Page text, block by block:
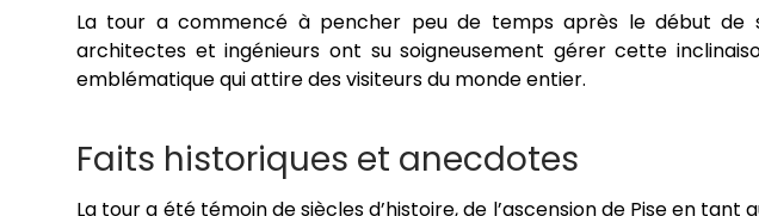
La tour a commencé à pencher peu de temps après le début de
architectes et ingénieurs ont su soigneusement gérer cette
emblématique qui attire des visiteurs du monde entier.
Faits historiques et anecdotes
La tour a été témoin de siècles d’histoire, de l’ascension de Pise en tant